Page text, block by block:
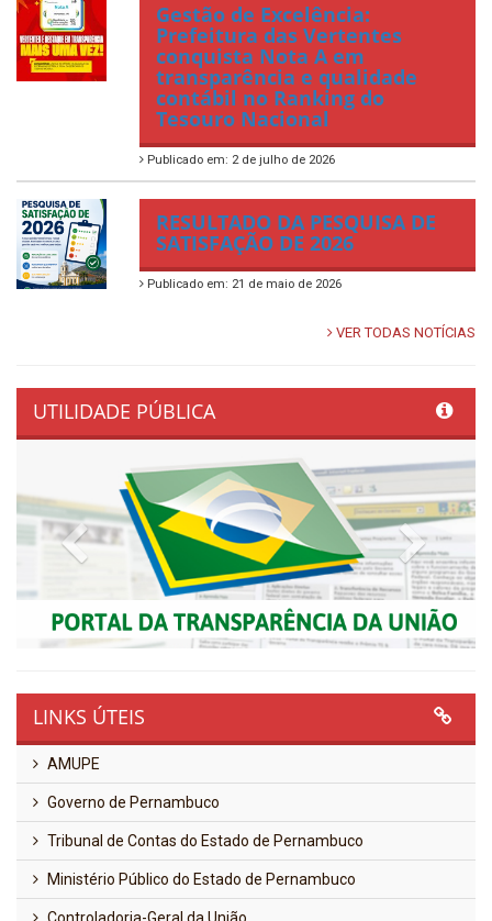
Gestão de Excelência:
Prefeitura das Vertentes
conquista Nota A em
transparência e qualidade
contábil no Ranking do
Tesouro Nacional
Publicado em: 2 de julho de 2026
RESULTADO DA PESQUISA DE
SATISFAÇÃO DE 2026
Publicado em: 21 de maio de 2026
VER TODAS NOTÍCIAS
UTILIDADE PÚBLICA
Previous Next
LINKS ÚTEIS
AMUPE
Governo de Pernambuco
Tribunal de Contas do Estado de Pernambuco
Ministério Público do Estado de Pernambuco